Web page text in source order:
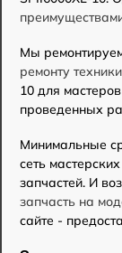
Мы
ремонту
10 для
проведенных
Минимальные
сеть
запчастей. И
запчасть на
сайте -